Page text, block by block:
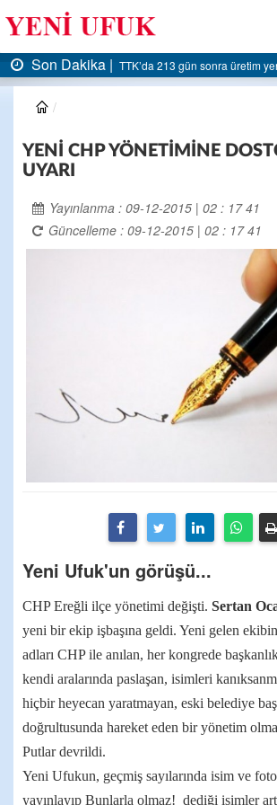
Son Dakika | TTK’da 213 gün sonra üretim
YENİ CHP YÖNETİMİNE
UYARI
Yayınlanma : 09-12-2015 | 02 : 17 41
Güncelleme : 09-12-2015 | 02 : 17 41
Yeni Ufuk'un görüşü...
CHP Ereğli ilçe yönetimi değişti. Sertan
yeni bir ekip işbaşına geldi. Yeni gelen
adları CHP ile anılan, her kongrede
kendi aralarında paslaşan, isimleri
hiçbir heyecan yaratmayan, eski belediye
doğrultusunda hareket eden bir yönetim
Putlar devrildi.
Yeni Ufukun, geçmiş sayılarında isim ve
yayınlayıp Bunlarla olmaz! dediği isimler